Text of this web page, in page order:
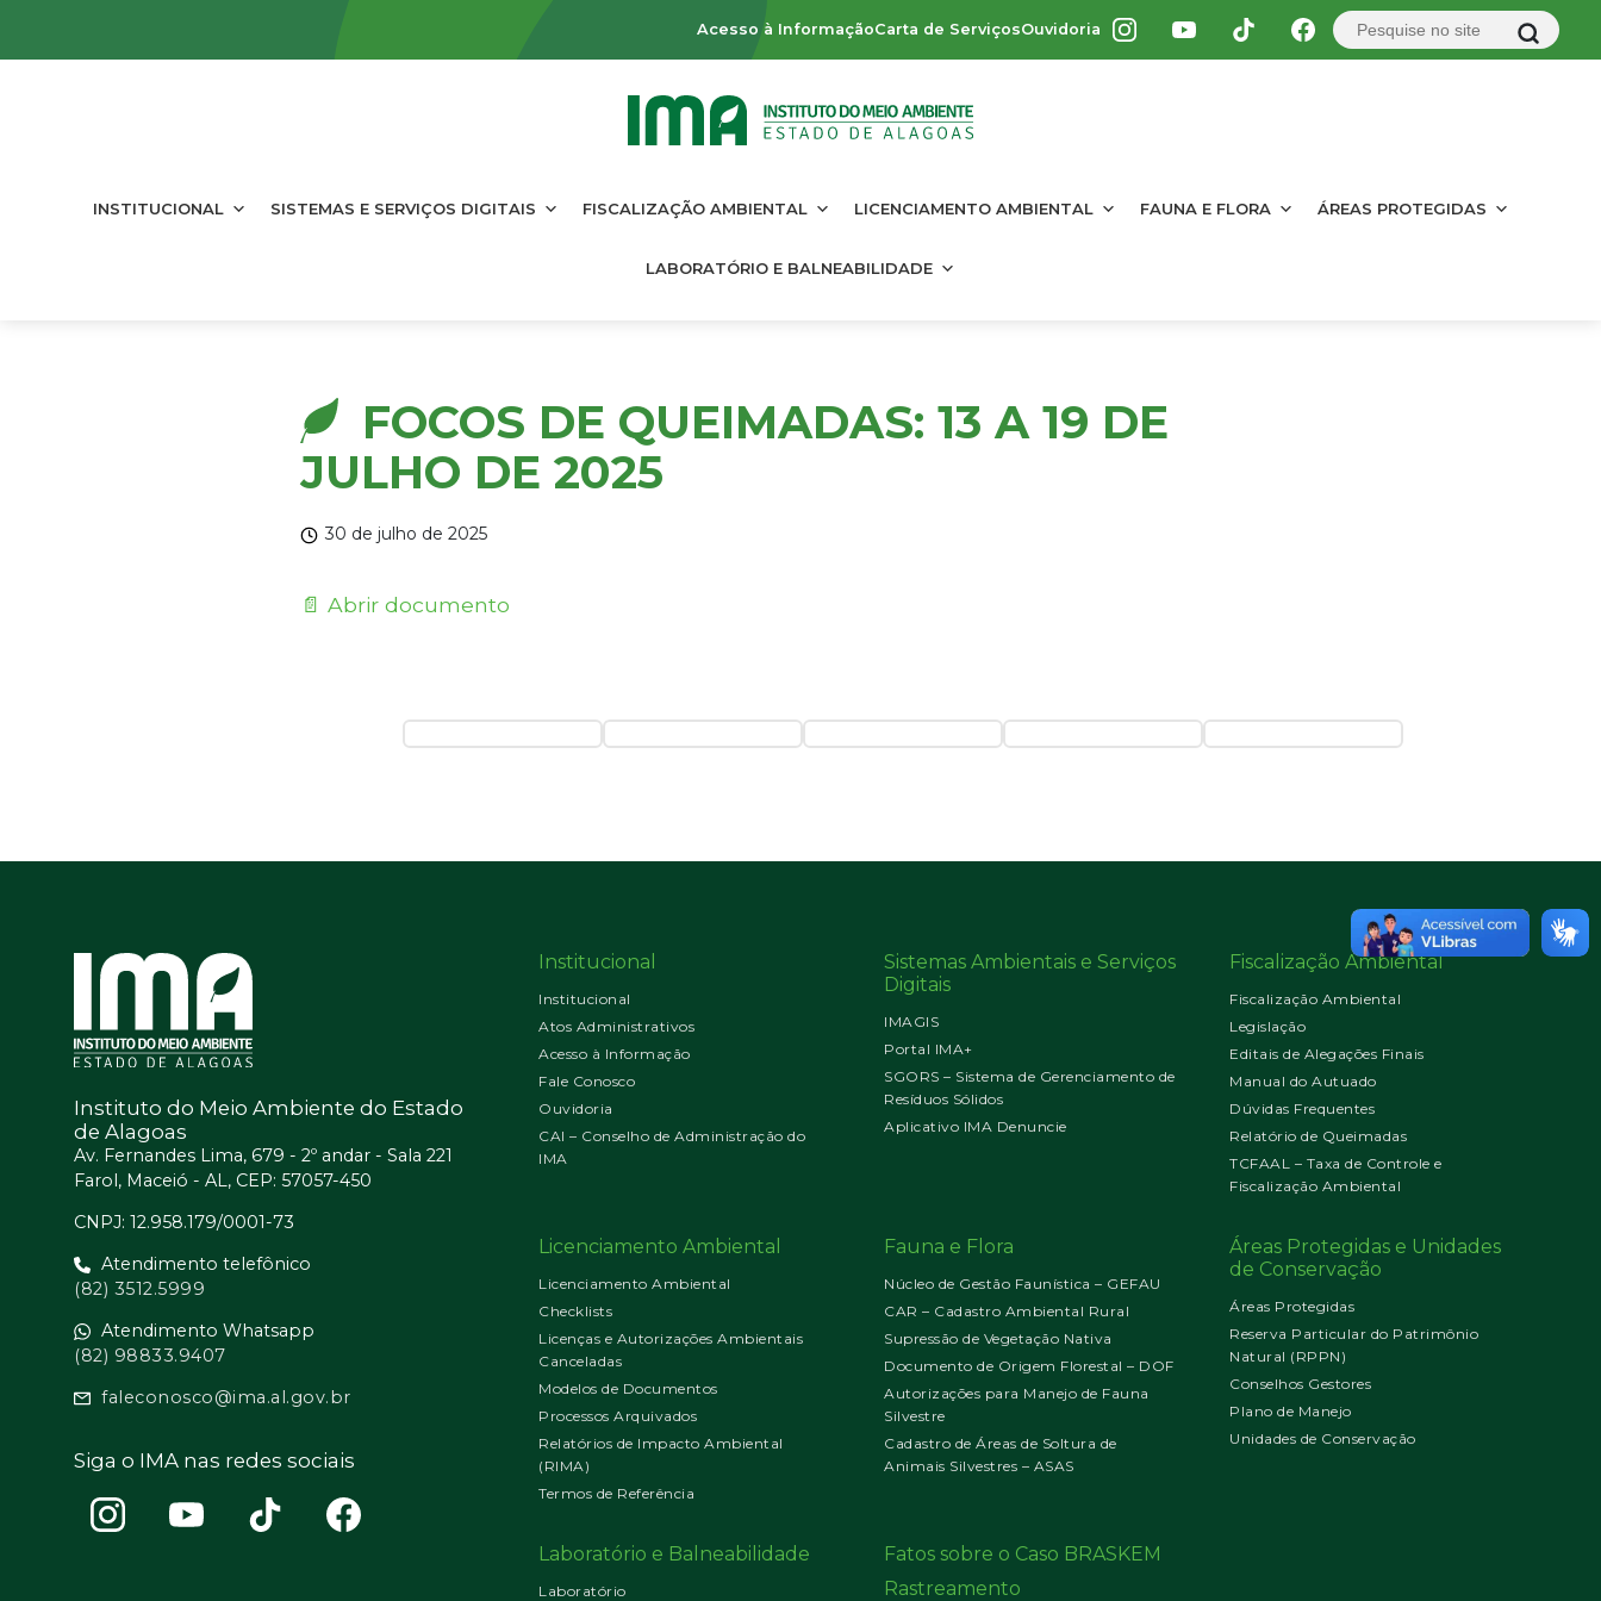
Acesso à InformaçãoCarta de ServiçosOuvidoria
INSTITUCIONAL SISTEMAS E SERVIÇOS DIGITAIS FISCALIZAÇÃO AMBIENTAL LICENCIAMENTO AMBIENTAL FAUNA E FLORA ÁREAS PROTEGIDAS
LABORATÓRIO E BALNEABILIDADE
FOCOS DE QUEIMADAS: 13 A 19 DE
JULHO DE 2025
30 de julho de 2025
📄 Abrir documento
Instituto do Meio Ambiente do Estado
de Alagoas
Av. Fernandes Lima, 679 - 2º andar - Sala 221
Farol, Maceió - AL, CEP: 57057-450
CNPJ: 12.958.179/0001-73
Atendimento telefônico
(82) 3512.5999
Atendimento Whatsapp
(82) 98833.9407
faleconosco@ima.al.gov.br
Siga o IMA nas redes sociais
Institucional
Institucional
Atos Administrativos
Acesso à Informação
Fale Conosco
Ouvidoria
CAI – Conselho de Administração do
IMA
Sistemas Ambientais e Serviços
Digitais
IMAGIS
Portal IMA+
SGORS – Sistema de Gerenciamento de
Resíduos Sólidos
Aplicativo IMA Denuncie
Fiscalização Ambiental
Fiscalização Ambiental
Legislação
Editais de Alegações Finais
Manual do Autuado
Dúvidas Frequentes
Relatório de Queimadas
TCFAAL – Taxa de Controle e
Fiscalização Ambiental
Licenciamento Ambiental
Licenciamento Ambiental
Checklists
Licenças e Autorizações Ambientais
Canceladas
Modelos de Documentos
Processos Arquivados
Relatórios de Impacto Ambiental
(RIMA)
Termos de Referência
Fauna e Flora
Núcleo de Gestão Faunística – GEFAU
CAR – Cadastro Ambiental Rural
Supressão de Vegetação Nativa
Documento de Origem Florestal – DOF
Autorizações para Manejo de Fauna
Silvestre
Cadastro de Áreas de Soltura de
Animais Silvestres – ASAS
Áreas Protegidas e Unidades
de Conservação
Áreas Protegidas
Reserva Particular do Patrimônio
Natural (RPPN)
Conselhos Gestores
Plano de Manejo
Unidades de Conservação
Laboratório e Balneabilidade
Laboratório
Fatos sobre o Caso BRASKEM
Rastreamento